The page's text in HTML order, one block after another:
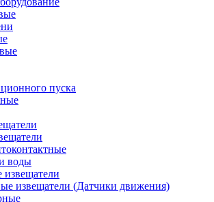
пуска
воды
извещатели (Датчики движения)